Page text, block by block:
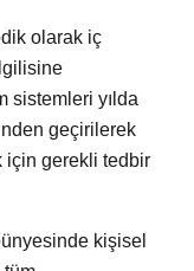
olarak iç
sistemleri yılda
geçirilerek
için gerekli tedbir
kişisel